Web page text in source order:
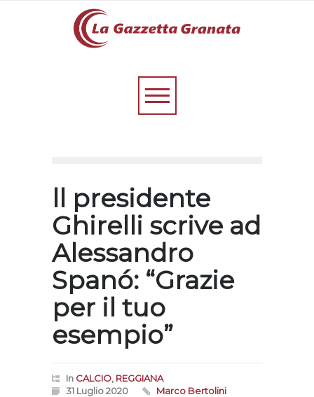
ll presidente
Ghirelli scrive ad
Alessandro
Spanó: “Grazie
per il tuo
esempio”
In CALCIO, REGGIANA
31 Luglio 2020
Marco Bertolini